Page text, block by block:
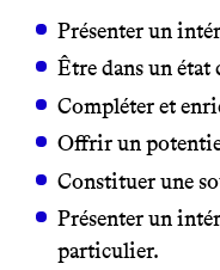
Présenter un
Être dans un état
Compléter et
Offrir un
Constituer une
Présenter un
particulier.